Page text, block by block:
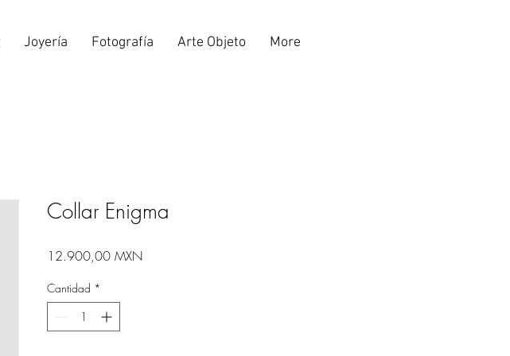
Joyería Fotografía Arte Objeto More
Collar Enigma
12.900,00 MXNPrecio
Cantidad *